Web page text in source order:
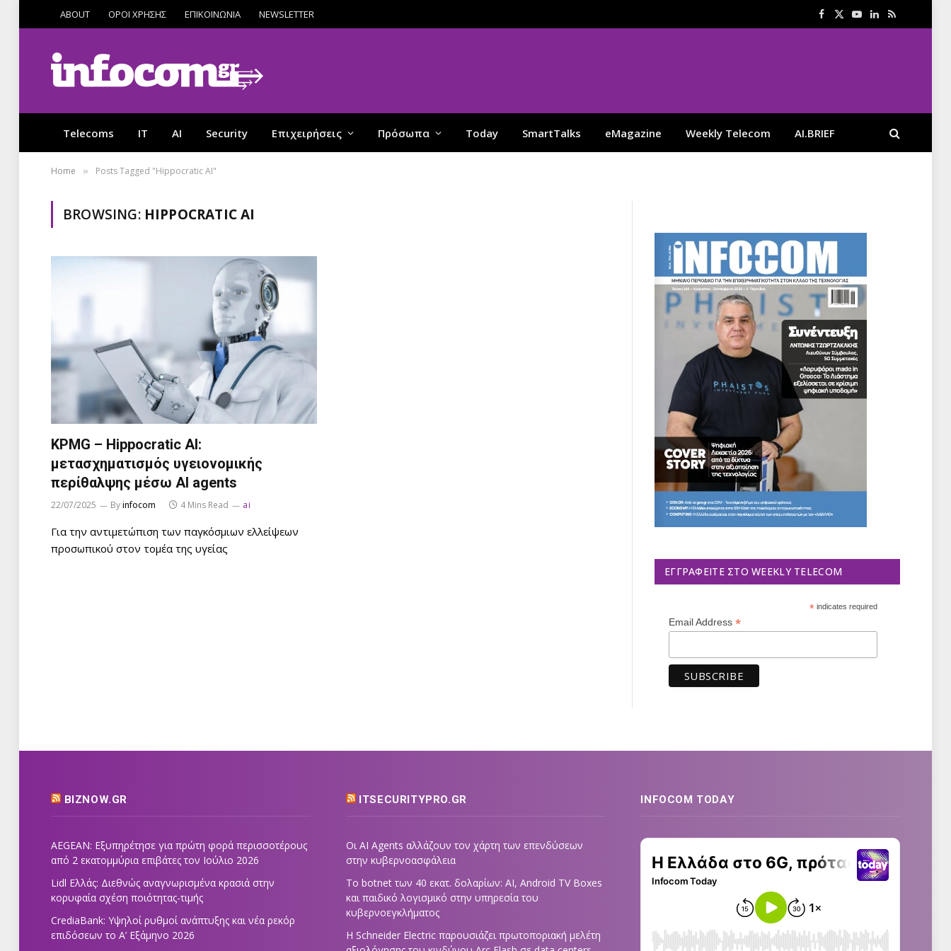
ABOUT ΟΡΟΙ ΧΡΗΣΗΣ ΕΠΙΚΟΙΝΩΝΙΑ NEWSLETTER Facebook
X
YouTube
LinkedIn
RSS
Telecoms IT AI Security Επιχειρήσεις Πρόσωπα Today SmartTalks eMagazine Weekly Telecom AI.BRIEF
Home » Posts Tagged "Hippocratic AI"
BROWSING: HIPPOCRATIC AI
KPMG – Hippocratic AI:
μετασχηματισμός υγειονομικής
περίθαλψης μέσω AI agents
22/07/2025 Byinfocom 4 Mins Read ai
Για την αντιμετώπιση των παγκόσμιων ελλείψεων
προσωπικού στον τομέα της υγείας
ΕΓΓΡΑΦΕΊΤΕ ΣΤΟ WEEKLY TELECOM
*indicates required
Email Address *
BIZNOW.GR
AEGEAN: Εξυπηρέτησε για πρώτη φορά περισσοτέρους
από 2 εκατομμύρια επιβάτες τον Ιούλιο 2026
Lidl Ελλάς: Διεθνώς αναγνωρισμένα κρασιά στην
κορυφαία σχέση ποιότητας-τιμής
CrediaBank: Υψηλοί ρυθμοί ανάπτυξης και νέα ρεκόρ
επιδόσεων το Α’ Εξάμηνο 2026
ITSECURITYPRO.GR
Οι AI Agents αλλάζουν τον χάρτη των επενδύσεων
στην κυβερνοασφάλεια
Το botnet των 40 εκατ. δολαρίων: AI, Android TV Boxes
και παιδικό λογισμικό στην υπηρεσία του
κυβερνοεγκλήματος
Η Schneider Electric παρουσιάζει πρωτοποριακή μελέτη
INFOCOM TODAY